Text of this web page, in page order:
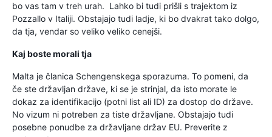
bo vas tam v treh urah. Lahko bi tudi prišli s trajektom iz
Pozzallo v Italiji. Obstajajo tudi ladje, ki bo dvakrat tako dolgo,
da tja, vendar so veliko veliko cenejši.
Kaj boste morali tja
Malta je članica Schengenskega sporazuma. To pomeni, da
če ste državljan države, ki se je strinjal, da isto morate le
dokaz za identifikacijo (potni list ali ID) za dostop do države.
No vizum ni potreben za tiste državljane. Obstajajo tudi
posebne ponudbe za državljane držav EU. Preverite z